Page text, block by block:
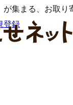
集まる、お取り
登録